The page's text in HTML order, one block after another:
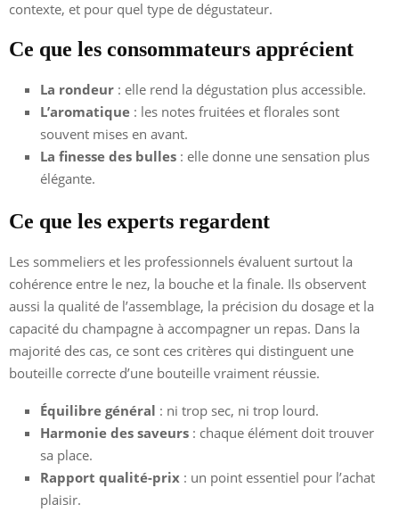
contexte, et pour quel type de dégustateur.
Ce que les consommateurs apprécient
La rondeur : elle rend la dégustation plus accessible.
L’aromatique : les notes fruitées et florales sont
souvent mises en avant.
La finesse des bulles : elle donne une sensation plus
élégante.
Ce que les experts regardent
Les sommeliers et les professionnels évaluent surtout la
cohérence entre le nez, la bouche et la finale. Ils observent
aussi la qualité de l’assemblage, la précision du dosage et la
capacité du champagne à accompagner un repas. Dans la
majorité des cas, ce sont ces critères qui distinguent une
bouteille correcte d’une bouteille vraiment réussie.
Équilibre général : ni trop sec, ni trop lourd.
Harmonie des saveurs : chaque élément doit trouver
sa place.
Rapport qualité-prix : un point essentiel pour l’achat
plaisir.